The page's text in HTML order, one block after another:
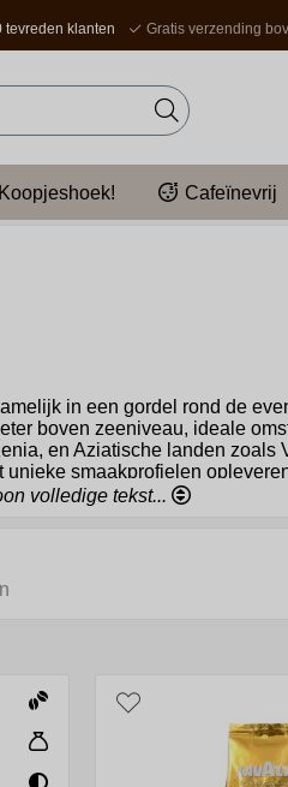
tevreden klanten Gratis verzending
Koopjeshoek! Cafeïnevrij
in een gordel rond de
boven zeeniveau, ideale
en Aziatische landen
smaakprofielen
zo rijk en gevarieerd is.
bruine bonen die we
bonen behouden meer van
bij voorkeur in een luchtdichte
vlak voor het zetten malen.
volledige tekst...